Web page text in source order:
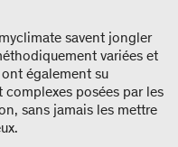
savent jongler
variées et
également su
posées par les
sans jamais les mettre